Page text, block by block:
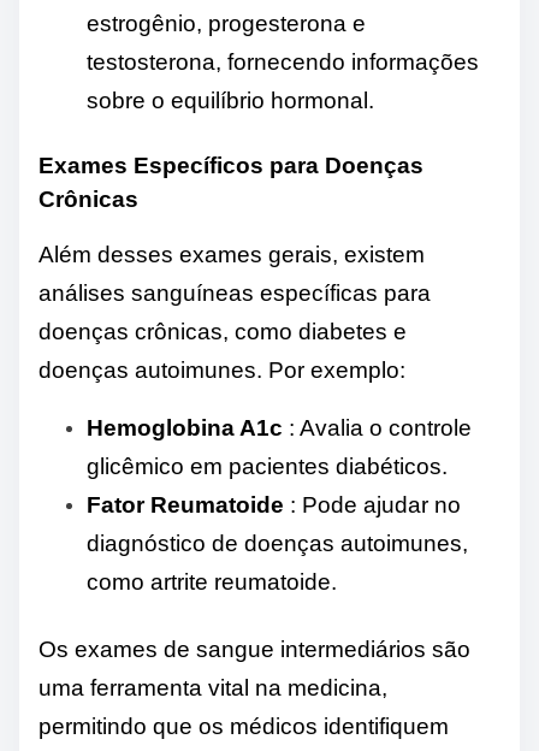
estrogênio, progesterona e
testosterona, fornecendo informações
sobre o equilíbrio hormonal.
Exames Específicos para Doenças
Crônicas
Além desses exames gerais, existem
análises sanguíneas específicas para
doenças crônicas, como diabetes e
doenças autoimunes. Por exemplo:
Hemoglobina A1c : Avalia o controle
glicêmico em pacientes diabéticos.
Fator Reumatoide : Pode ajudar no
diagnóstico de doenças autoimunes,
como artrite reumatoide.
Os exames de sangue intermediários são
uma ferramenta vital na medicina,
permitindo que os médicos identifiquem